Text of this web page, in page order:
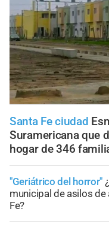
Santa Fe ciudad
Suramericana que
hogar de 346
"Geriátrico del horror"
municipal de asilos de
Fe?